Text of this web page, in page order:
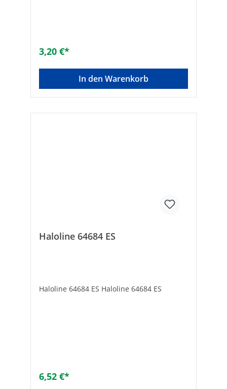
3,20 €*
In den Warenkorb
Haloline 64684 ES
Haloline 64684 ES Haloline 64684 ES
6,52 €*